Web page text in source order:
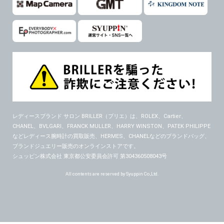
レディースブランド サロン BRILLER（ブリエ） は、ROLEX、Cartier、
CHANEL、BVLGARI、FRANCK MULLER、HARRY WINSTON、PATEK PHILIPPE
などレディース腕時計の買取販売、HERMES、CHANELなどのブランドバッグ、
ブランドジュエリー販売のオンラインストアです。
シュッピン株式会社 東京都公安委員会許可 第304360508043号
All contents are reserved by Syuppin Co.,Ltd.